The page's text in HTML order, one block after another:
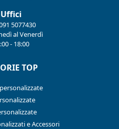
Uffici
5077430
al Venerdì
- 18:00
TOP
e Accessori